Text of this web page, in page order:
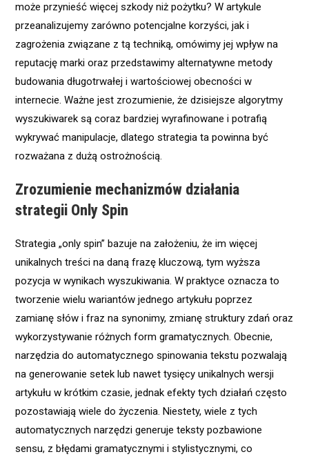
może przynieść więcej szkody niż pożytku? W artykule
przeanalizujemy zarówno potencjalne korzyści, jak i
zagrożenia związane z tą techniką, omówimy jej wpływ na
reputację marki oraz przedstawimy alternatywne metody
budowania długotrwałej i wartościowej obecności w
internecie. Ważne jest zrozumienie, że dzisiejsze algorytmy
wyszukiwarek są coraz bardziej wyrafinowane i potrafią
wykrywać manipulacje, dlatego strategia ta powinna być
rozważana z dużą ostrożnością.
Zrozumienie mechanizmów działania
strategii Only Spin
Strategia „only spin” bazuje na założeniu, że im więcej
unikalnych treści na daną frazę kluczową, tym wyższa
pozycja w wynikach wyszukiwania. W praktyce oznacza to
tworzenie wielu wariantów jednego artykułu poprzez
zamianę słów i fraz na synonimy, zmianę struktury zdań oraz
wykorzystywanie różnych form gramatycznych. Obecnie,
narzędzia do automatycznego spinowania tekstu pozwalają
na generowanie setek lub nawet tysięcy unikalnych wersji
artykułu w krótkim czasie, jednak efekty tych działań często
pozostawiają wiele do życzenia. Niestety, wiele z tych
automatycznych narzędzi generuje teksty pozbawione
sensu, z błędami gramatycznymi i stylistycznymi, co